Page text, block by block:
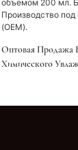
Оптовая Продажа
Химического
Собственной